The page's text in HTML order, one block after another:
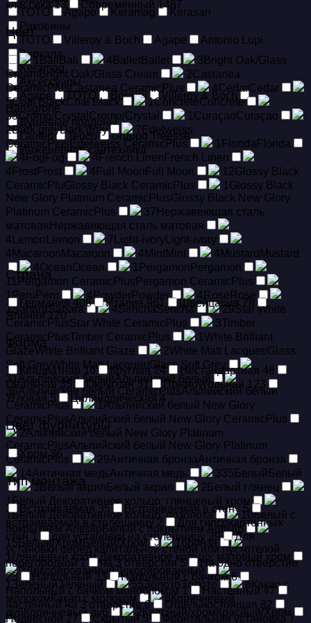
TOTO
Agape Keramag
Kerasan
Раковины
TOTO
Villeroy & Boch Agape
Antonio Lupi
Зеркала
Keramag
Аксессуары
Agape
TOTO Bossini
Villeroy & Boch
Hansgrohe
Душевые поддоны
Laufen
Teuco
Gruppo Treesse
Инженерная сантехника
классика13 Современный 1487
Цвет
1BaliBali 4 BalletBallet 3 Bright Oak/Glass
CreamBright Oak/Glass Cream 2Castanea
CeramicPlusCastanea CeramicPlus 4CedarCedar
5Coal BlackCoal Black 1ConcreteConcrete
33Cromo/Crystal Cromo/Crystal 1 CuraçaoCuraçao
2Dark greyDark grey 7 Edelweiss
CeramicPlus Edelweiss CeramicPlus 1 Florida Florida
4FogFog 4French Linen French Linen
4 FrostFrost 4 Full Moon Full Moon 12Glossy Black
CeramicPluGlossy Black CeramicPlus 1 Glossy Black
New Glory Platinum CeramicPlusGlossy Black New Glory
Platinum CeramicPlus
37 Hержавеющая сталь
матовая Hержавеющая сталь матовая
4 Lemon Lemon 7 Light-ivory Light-ivory
4 Macaroon Macaroon 4 MintMint 4 Mustard Mustard
4OceanOcean 1 Pergamon Pergamon
11 Pergamon CeramicPlus Pergamon CeramicPlus
1Peru Peru 4 PowderPowder 4Rose Rose
1SaharaSahara 4SenchaSencha 29Star White
CeramicPlusStar White CeramicPlus 3Timber
CeramicPlusTimber CeramicPlus 1 White Brilliant
GlazeWhite Brilliant Glaze 2White Matt Lacquer/Glass
Soft GreyWhite Matt Lacquer/Glass Soft Grey
31 Альпийский белыйАльпийский белый
36Альпийский белый CeramicPlusАльпийский белый
CeramicPlus
1Альпийский белый New Glory
CeramicPlusАльпийский белый New Glory CeramicPlus
2Альпийский белый New Glory Platinum
CeramicPlusАльпийский белый New Glory Platinum
CeramicPlus
29Античная бронзаАнтичная бронза
14Античная медьАнтичная медь 335 Белый Белый
3Белый акрил Белый акрил 2 Белый глянец
1Белый Декоративное кольцо: глянцевый хром
1Белый Декоративное кольцо: позолота 10Белый с
покрытием Antislip Белый с покрытием Antislip
15Белый/ХромБелый/Хром 1бронза
1 глянцевый хром Декоративное кольцо: матовый хром
2ДекорированныйДекорированный
1ЗеленыйЗеленый 55ЗолотоЗолото 8 Какао с
молоком Какао с молоком 6Коричневый
дуб Коричневый дуб 2 Красный/хромКрасный/Хром
Страна
Германия 406 Италия961 Швейцария78
Япония120
Форма
Квадратная 16 Круглая24 Нестандартная 46
Овальная35 Округлая31 Прямоугольная 123
Угловая5 Цилиндрическая4
Цвет фурнитуры
Хром36
Тип монтажа
Встраиваемая35 Встраиваемая в стену5
встраиваемая в столешницу2
Для гипсокартонных
стен1 для установки на столешницу29
Для
установки перед капитальной стеной или пустотелой
перегородкой1 на 3 отверстия5
На одно отверстие
23
Напольный33 Напольный с бачком6
Напольный с бачком моноблоком1 Настенный47
настенный на 3 отверстия6 Отдельностоящая82
Подвесной27 Скрытый5 Фронтальная установка7